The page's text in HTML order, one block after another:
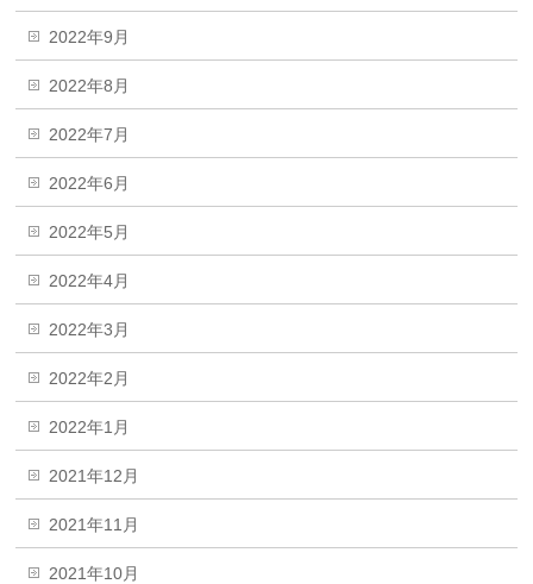
2022年9月
2022年8月
2022年7月
2022年6月
2022年5月
2022年4月
2022年3月
2022年2月
2022年1月
2021年12月
2021年11月
2021年10月